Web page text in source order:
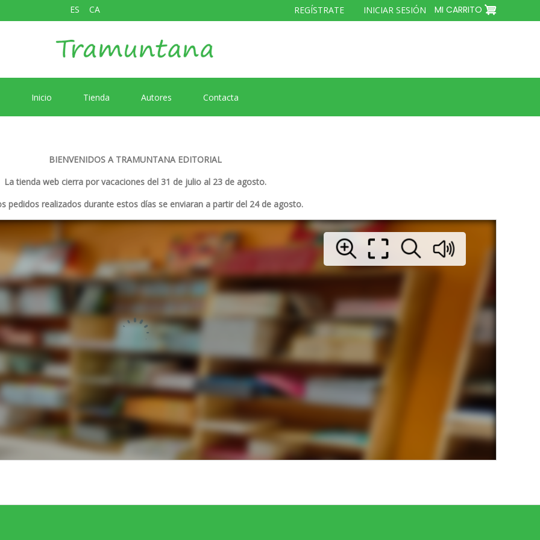
MI CARRITO
ES CA
MENÚ
DEL
REGÍSTRATE INICIAR SESIÓN
Inicio Tienda Autores Contacta
BIENVENIDOS A TRAMUNTANA EDITORIAL
La tienda web cierra por vacaciones del 31 de julio al 23 de agosto.
pedidos realizados durante estos días se enviaran a partir del 24 de agosto.